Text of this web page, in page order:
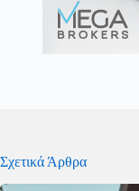
Σχετικά Άρθρα